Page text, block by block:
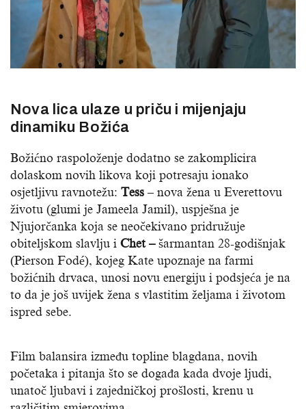
Nova lica ulaze u priču i mijenjaju
dinamiku Božića
Božićno raspoloženje dodatno se zakomplicira
dolaskom novih likova koji potresaju ionako
osjetljivu ravnotežu: Tess – nova žena u Everettovu
životu (glumi je Jameela Jamil), uspješna je
Njujorčanka koja se neočekivano pridružuje
obiteljskom slavlju i Chet –šarmantan 28-godišnjak
(Pierson Fodé), kojeg Kate upoznaje na farmi
božićnih drvaca, unosi novu energiju i podsjeća je na
to da je još uvijek žena s vlastitim željama i životom
ispred sebe.
Film balansira između topline blagdana, novih
početaka i pitanja što se događa kada dvoje ljudi,
unatoč ljubavi i zajedničkoj prošlosti, krenu u